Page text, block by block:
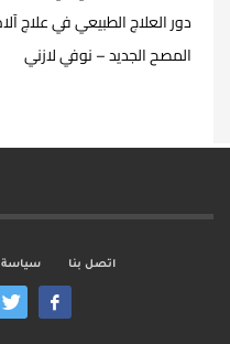
دور العلاج الطبيعي في علاج
المصح الجديد – نوفي لازني
سياسة اتصل بنا